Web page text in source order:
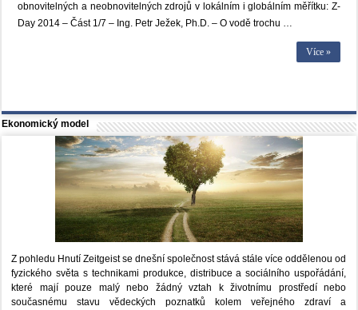
obnovitelných a neobnovitelných zdrojů v lokálním i globálním měřítku: Z-
Day 2014 – Část 1/7 – Ing. Petr Ježek, Ph.D. – O vodě trochu …
Více »
Ekonomický model
Z pohledu Hnutí Zeitgeist se dnešní společnost stává stále více oddělenou od
fyzického světa s technikami produkce, distribuce a sociálního uspořádání,
které mají pouze malý nebo žádný vztah k životnímu prostředí nebo
současnému stavu vědeckých poznatků kolem veřejného zdraví a